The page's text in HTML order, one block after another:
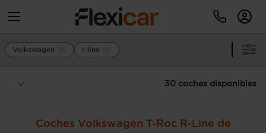
Volkswagen r-line
30 coches disponibles
Coches Volkswagen T-Roc R-Line de